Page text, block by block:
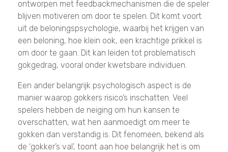
ontworpen met feedbackmechanismen die de speler
blijven motiveren om door te spelen. Dit komt voort
uit de beloningspsychologie, waarbij het krijgen van
een beloning, hoe klein ook, een krachtige prikkel is
om door te gaan. Dit kan leiden tot problematisch
gokgedrag, vooral onder kwetsbare individuen.
Een ander belangrijk psychologisch aspect is de
manier waarop gokkers risico’s inschatten. Veel
spelers hebben de neiging om hun kansen te
overschatten, wat hen aanmoedigt om meer te
gokken dan verstandig is. Dit fenomeen, bekend als
de ‘gokker’s val’, toont aan hoe belangrijk het is om